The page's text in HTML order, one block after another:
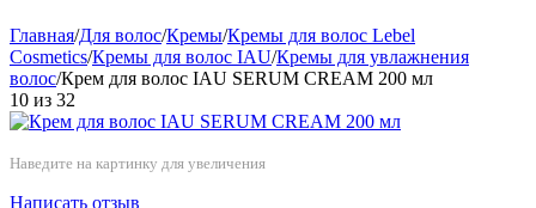
Главная/Для волос/Кремы/Кремы для волос Lebel
Cosmetics/Кремы для волос IAU/Кремы для увлажнения
волос/Крем для волос IAU SERUM CREAM 200 мл
10 из 32
Наведите на картинку для увеличения
Написать отзыв